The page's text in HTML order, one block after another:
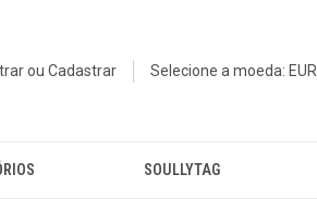
ou Cadastrar Selecione a moeda: EUR
SOULLYTAG